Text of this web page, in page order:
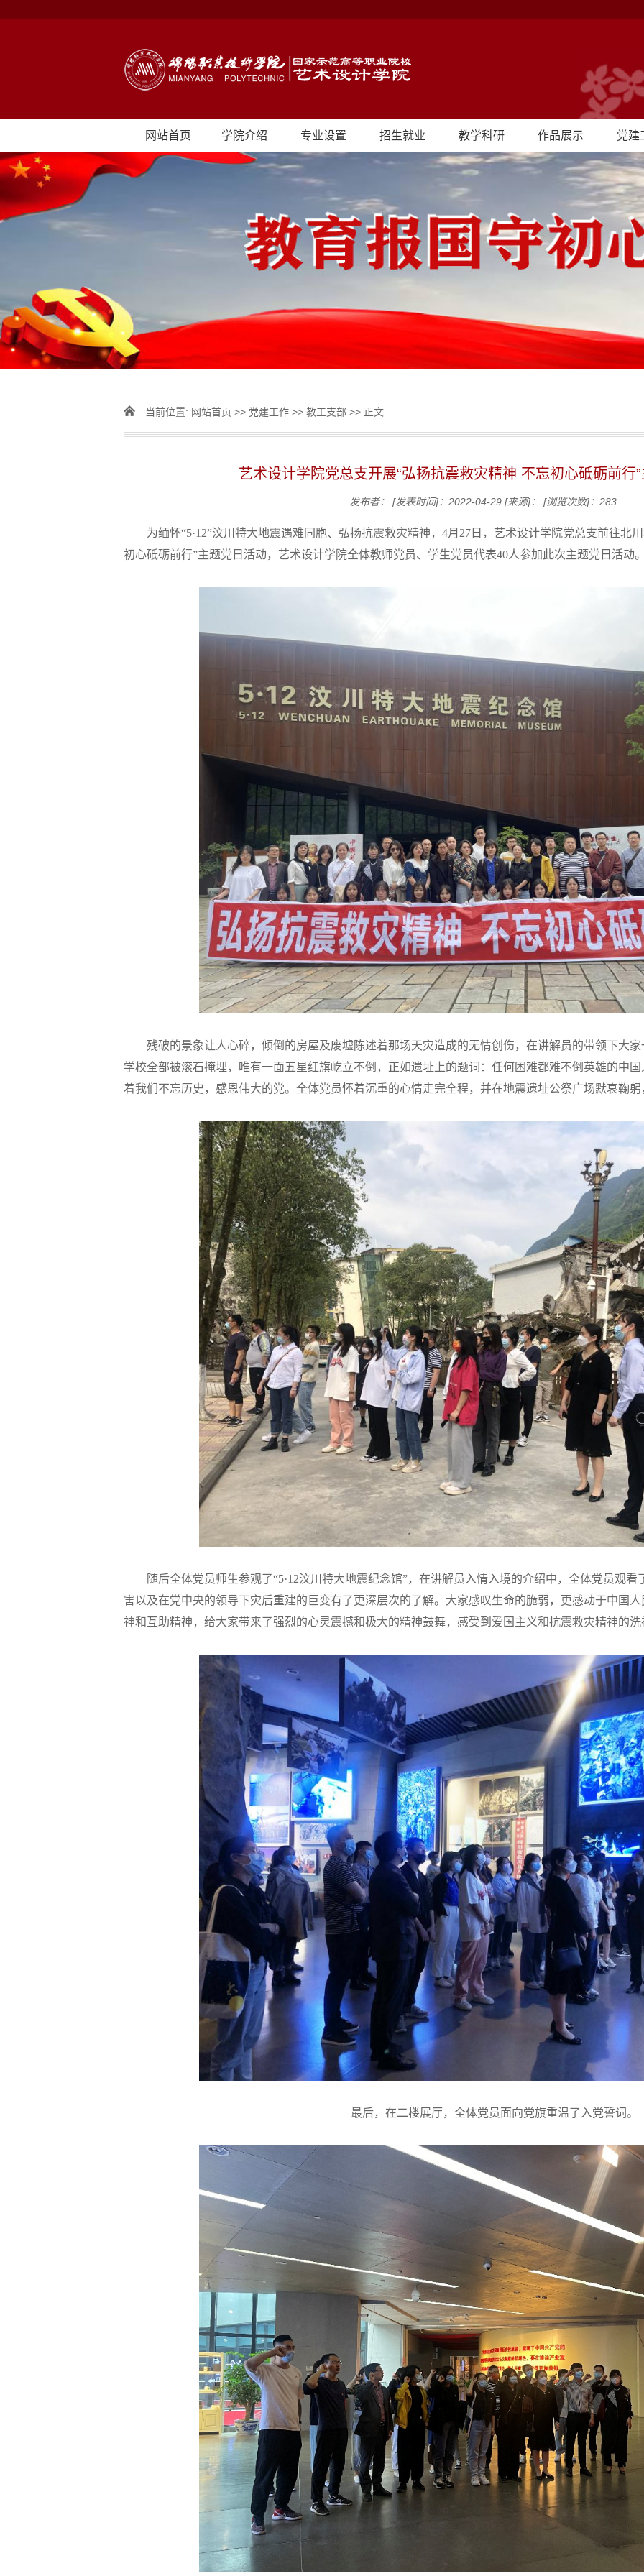
网站首页 学院介绍 专业设置 招生就业 教学科研 作品展示 党建
当前位置: 网站首页 >> 党建工作 >> 教工支部 >> 正文
艺术设计学院党总支开展“弘扬抗震救灾精神 不忘初心砥砺前行
发布者： [发表时间]：2022-04-29 [来源]： [浏览次数]： 283
为缅怀“5·12”汶川特大地震遇难同胞、弘扬抗震救灾精神，4月27 日，艺术设计学院党总支前往北
初心砥砺前行”主题党日活动，艺术设计学院全体教师党员、学生党员代表40人参加此次主题党日活动
残破的景象让人心碎， 倾倒的房屋及废墟陈述着那场天灾造成的无情创伤， 在讲解员的带领下大
学校全部被滚石掩埋，唯有一面五星红旗屹立不倒，正如遗址上的题词：任何困难都难不倒英雄的中国
着我们不忘历史，感恩伟大的党。 全体党员怀着沉重的心情走完全程，并在地震遗址公祭广场默哀鞠
随后全体党员师生参观了“5·12汶川特大地震纪念馆”，在讲解员入情入境的介绍中，全体党员观
害以及在党中央的领导下灾后重建的巨变有了更深层次的了解。 大家感叹生命的脆弱，更感动于中国
神和互助精神，给大家带来了强烈的心灵震撼和极大的精神鼓舞， 感受到爱国主义和抗震救灾精神的洗
最后，在二楼展厅，全体党员面向党旗重温了入党誓词。